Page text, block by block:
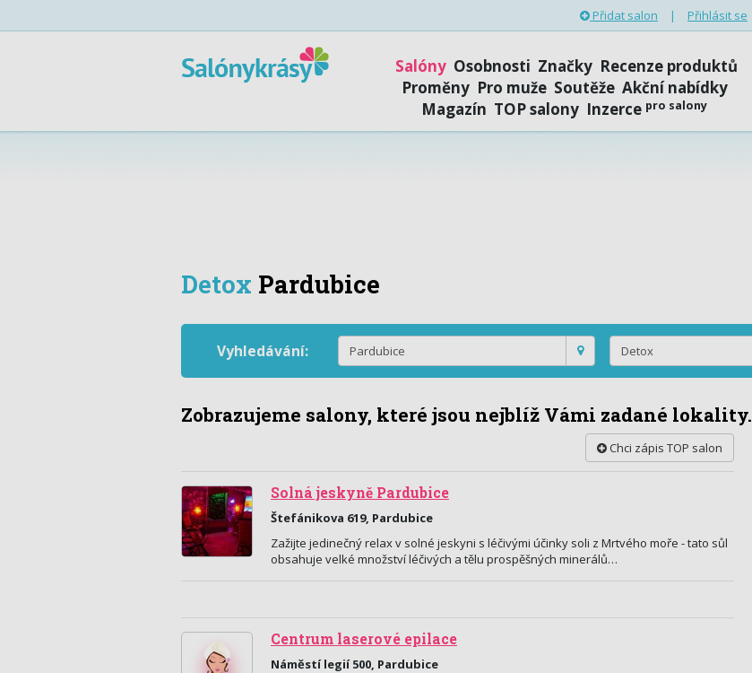
Přidat salon | Přihlásit se
Salóny Osobnosti Značky Recenze produktů
Proměny Pro muže Soutěže Akční nabídky
Magazín TOP salony Inzerce pro salony
Detox Pardubice
Vyhledávání:
Zobrazujeme salony, které jsou nejblíž Vámi zadané lokality.
Chci zápis TOP salon
Solná jeskyně Pardubice
Štefánikova 619, Pardubice
Zažijte jedinečný relax v solné jeskyni s léčivými účinky soli z Mrtvého moře - tato sůl
obsahuje velké množství léčivých a tělu prospěšných minerálů…
Centrum laserové epilace
Náměstí legií 500, Pardubice